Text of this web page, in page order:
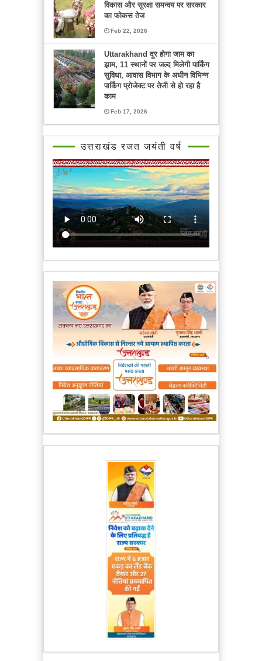
विकास और सुरक्षा समन्वय पर सरकार
का फोकस तेज
Feb 22, 2026
Uttarakhand दूर होगा जाम का
झाम, 11 स्थानों पर जल्द मिलेगी पार्किंग
सुविधा, आवास विभाग के अधीन विभिन्न
पार्किंग प्रोजेक्ट पर तेजी से हो रहा है
काम
Feb 17, 2026
उत्तराखंड रजत जयंती वर्ष